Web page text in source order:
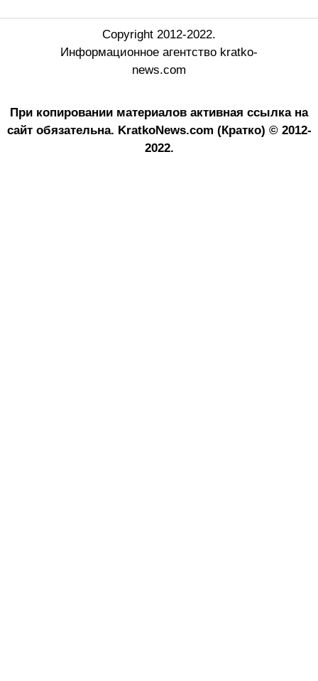
Copyright 2012-2022.
Информационное агентство kratko-
news.com
При копировании материалов активная ссылка на
сайт обязательна. KratkoNews.com (Кратко) © 2012-
2022.